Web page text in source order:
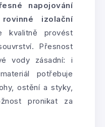
napojování
izolační
provést
Přesnost
vody zásadní: i
potřebuje
ostění a styky,
pronikat za